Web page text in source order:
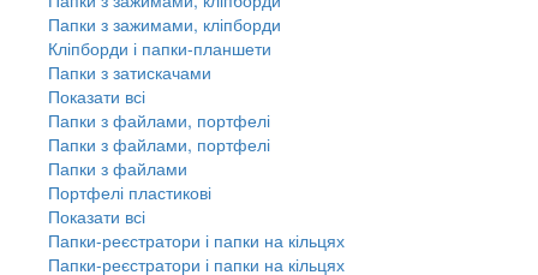
Папки з зажимами, кліпборди
Кліпборди і папки-планшети
Папки з затискачами
Показати всі
Папки з файлами, портфелі
Папки з файлами, портфелі
Папки з файлами
Портфелі пластикові
Показати всі
Папки-реєстратори і папки на кільцях
Папки-реєстратори і папки на кільцях